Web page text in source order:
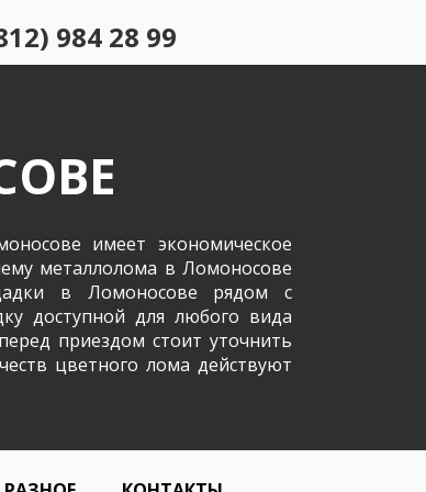
984 28 99
имеет экономическое
металлолома в Ломоносове
в Ломоносове рядом с
доступной для любого вида
приездом стоит уточнить
цветного лома действуют